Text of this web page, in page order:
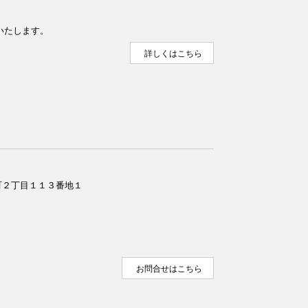
します。
詳しくはこちら
丁目１１３番地１
お問合せはこちら